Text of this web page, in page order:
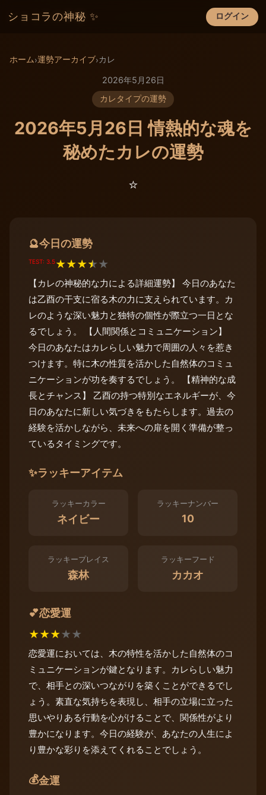
ショコラの神秘 ✨ ログイン
×
ホーム›運勢アーカイブ›カレ
2026年5月26日
カレタイプの運勢
2026年5月26日 情熱的な魂を
秘めたカレの運勢
⭐️
🔮今日の運勢
TEST: 3.5★★★★★
【カレの神秘的な力による詳細運勢】 今日のあなた
は乙酉の干支に宿る木の力に支えられています。カ
レのような深い魅力と独特の個性が際立つ一日とな
るでしょう。 【人間関係とコミュニケーション】
今日のあなたはカレらしい魅力で周囲の人々を惹き
つけます。特に木の性質を活かした自然体のコミュ
ニケーションが功を奏するでしょう。 【精神的な成
長とチャンス】 乙酉の持つ特別なエネルギーが、今
日のあなたに新しい気づきをもたらします。過去の
経験を活かしながら、未来への扉を開く準備が整っ
ているタイミングです。
✨ラッキーアイテム
ラッキーカラー
ネイビー
ラッキーナンバー
10
ラッキープレイス
森林
ラッキーフード
カカオ
💕恋愛運
★★★★★
恋愛運においては、木の特性を活かした自然体のコ
ミュニケーションが鍵となります。カレらしい魅力
で、相手との深いつながりを築くことができるでし
ょう。素直な気持ちを表現し、相手の立場に立った
思いやりある行動を心がけることで、関係性がより
豊かになります。今日の経験が、あなたの人生によ
り豊かな彩りを添えてくれることでしょう。
💰金運